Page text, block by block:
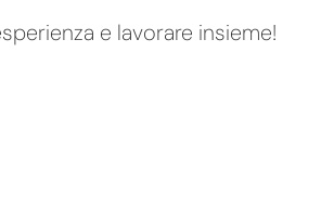
e lavorare insieme!